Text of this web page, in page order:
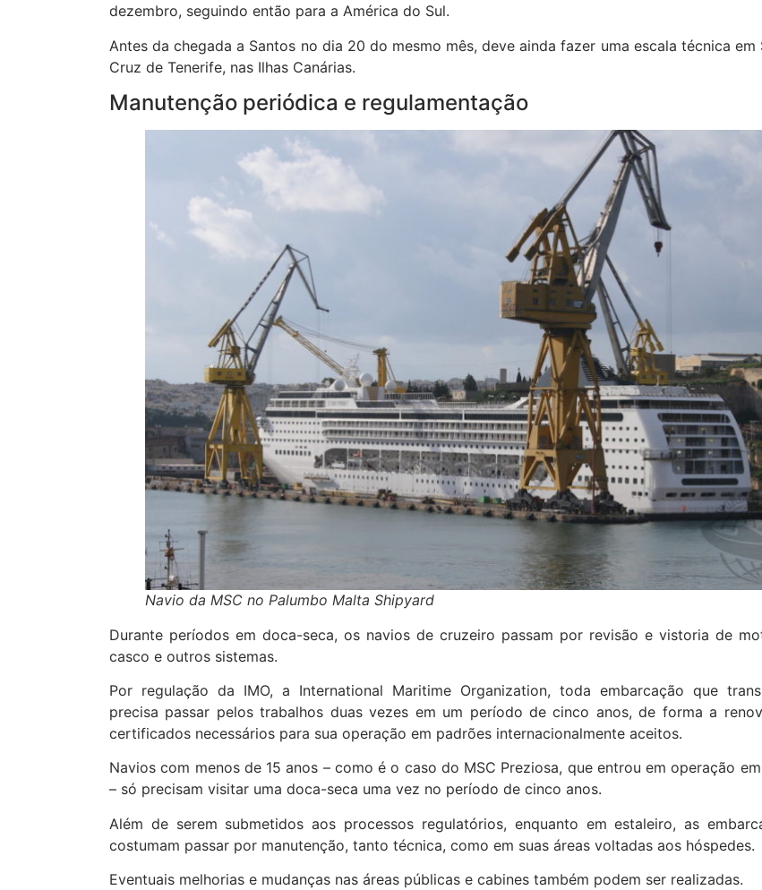
dezembro, seguindo então para a América do Sul.
Antes da chegada a Santos no dia 20 do mesmo mês, deve ainda fazer uma escala técnica em
Cruz de Tenerife, nas Ilhas Canárias.
Manutenção periódica e regulamentação
Navio da MSC no Palumbo Malta Shipyard
Durante períodos em doca-seca, os navios de cruzeiro passam por revisão e vistoria de
casco e outros sistemas.
Por regulação da IMO, a International Maritime Organization, toda embarcação que
precisa passar pelos trabalhos duas vezes em um período de cinco anos, de forma a
certificados necessários para sua operação em padrões internacionalmente aceitos.
Navios com menos de 15 anos – como é o caso do MSC Preziosa, que entrou em operação
– só precisam visitar uma doca-seca uma vez no período de cinco anos.
Além de serem submetidos aos processos regulatórios, enquanto em estaleiro, as
costumam passar por manutenção, tanto técnica, como em suas áreas voltadas aos hóspedes.
Eventuais melhorias e mudanças nas áreas públicas e cabines também podem ser realizadas.